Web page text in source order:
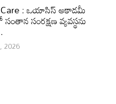
Care : ఒయాసిస్ అకాడమీ
సంరక్షణ వ్యవస్థను
2026